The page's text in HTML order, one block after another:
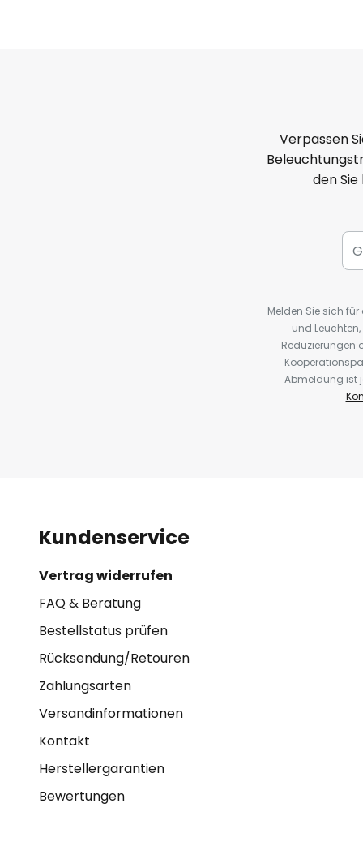
Verpassen
den
Melden Sie sich
und
Reduzierungen
Abmeldung ist
Kundenservice
Vertrag widerrufen
FAQ & Beratung
Bestellstatus prüfen
Rücksendung/Retouren
Zahlungsarten
Versandinformationen
Kontakt
Herstellergarantien
Bewertungen